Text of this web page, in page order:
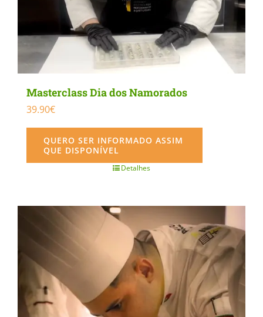
Masterclass Dia dos Namorados
39.90€
QUERO SER INFORMADO ASSIM
QUE DISPONÍVEL
Detalhes